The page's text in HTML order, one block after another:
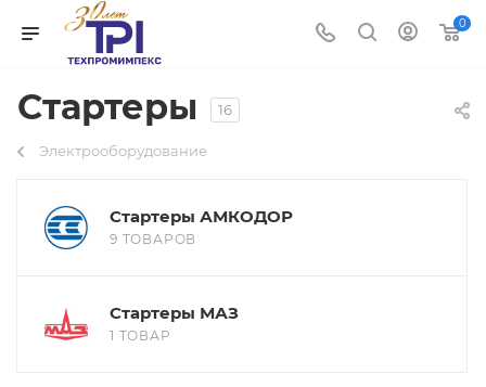
0
Стартеры 16
Электрооборудование
Стартеры АМКОДОР
9 ТОВАРОВ
Стартеры МАЗ
1 ТОВАР